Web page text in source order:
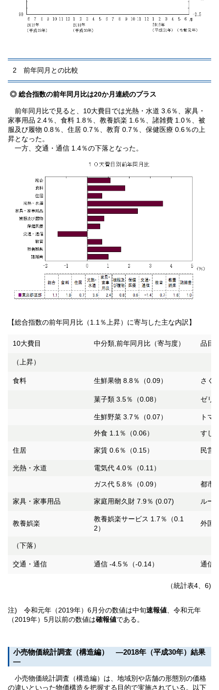
2 前年同月との比較
◎ 総合指数の前年同月比は20か月連続のプラス
前年同月比で見ると、10大費目では光熱・水道 3.6％、家具・
家事用品 2.4％、食料 1.8％、教養娯楽 1.6％、諸雑費 1.0％、被
服及び履物 0.8％、住居 0.7％、教育 0.7％、保健医療 0.6％の上
昇となった。
一方、交通・通信 1.4％の下落となった。
【総合指数の前年同月比（1.1％上昇）に寄与した主な内訳】
10大費目 中分類,前年同月比（寄与度） 品目,
（上昇）
食料 生鮮果物 8.8％（0.09） さく
菓子類 3.5％（0.08） ゼリ
生鮮野菜 3.7％（0.07） トマ
外食 1.1％（0.06） すし
住居 家賃 0.6％（0.15） 民営
光熱・水道 電気代 4.0％（0.11）
ガス代 5.8％（0.09） 都市
家具・家事用品 家庭用耐久財 7.9％ (0.07) ルー
教養娯楽
教養娯楽サービス 1.7％（0.1
2）
外国
（下落）
交通・通信 通信 -4.5％（-0.14） 通信
（統計表4、6)
注) 令和元年（2019年）6月分の数値は中旬速報値、令和元年
（2019年）5月以前の数値は確報値である。
小売物価統計調査（構造編） ―2018年（平成30年）結果
―
小売物価統計調査（構造編）は、地域別や店舗の形態別の価格
の違いといった物価構造を把握する目的で実施されている。以下